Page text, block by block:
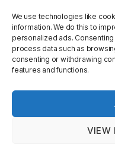
We use technologies like
information. We do this to
personalized ads.
process data such as
consenting or withdrawing
features and functions.
VIEW
I CHING
NUMEROLOGIE
FENG SHUI
HOROSKOPE